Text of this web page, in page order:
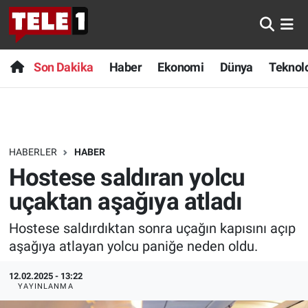
Son Dakika Haber Ekonomi Dünya
HABERLER HABER
Hostese saldıran yolcu
uçaktan aşağıya atladı
Hostese saldırdıktan sonra uçağın kapısını açıp
aşağıya atlayan yolcu paniğe neden oldu.
12.02.2025 - 13:22
YAYINLANMA
Anında Manşet
Başka Sohbetler
Bilim turu
Bilim ve Teknoloji Evreni
Doğa Konuşuyor
Ege Saati
Son Dakika
Haber
Dünya
Teknoloji
Sağlık
Yayın Akışı
Nöbetçi Eczaneler
Hava Durumu
Trafik Durumu
Süper Lig Puan Durumu ve Fikstür
Tüm Manşetler
Haber Arşivi